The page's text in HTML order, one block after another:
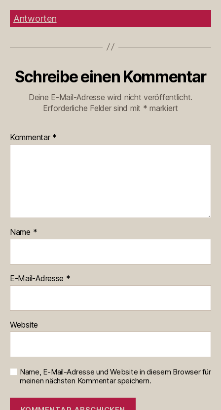
Antworten
Schreibe einen Kommentar
Deine E-Mail-Adresse wird nicht veröffentlicht.
Erforderliche Felder sind mit * markiert
Kommentar *
Name *
E-Mail-Adresse *
Website
Name, E-Mail-Adresse und Website in diesem Browser für
meinen nächsten Kommentar speichern.